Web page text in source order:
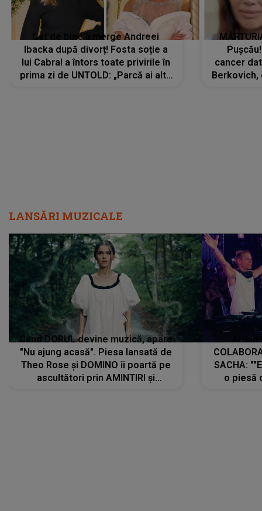
Cât de bine îi merge Andreei
Ibacka după divorț! Fosta soție a
lui Cabral a întors toate privirile în
prima zi de UNTOLD: „Parcă ai altă
cancer
Berkovich,
LANSĂRI MUZICALE
Când DORUL devine muzică, apare
"Nu ajung acasă". Piesa lansată de
Theo Rose și DOMINO îi poartă pe
ascultători prin AMINTIRI și
SACHA:
o piesă